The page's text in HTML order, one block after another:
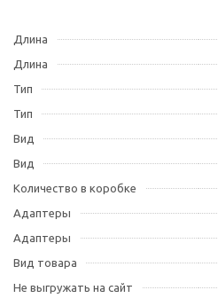
Длина
Длина
Тип
Тип
Вид
Вид
Количество в коробке
Адаптеры
Адаптеры
Вид товара
Не выгружать на сайт